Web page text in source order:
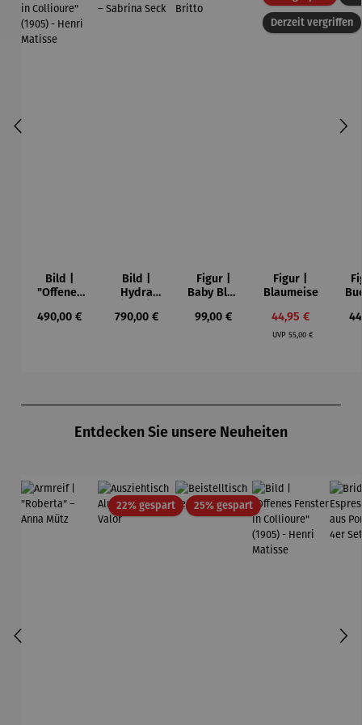
Bild |
"Offenes
Collioure"
Regulärer Preis:
490,00 €
Bild |
Hydra
gerahmt –
Regulärer Preis:
790,00 €
Figur |
Baby Blue
Britto
Regulärer Preis:
99,00 €
Derzeit vergriffen
Figur |
Blaumeise
Verkaufspreis:
44,95 €
UVP Regulärer Preis:
55,00 €
Entdecken Sie unsere Neuheiten
22% gespartRabatt25% gespartRabatt